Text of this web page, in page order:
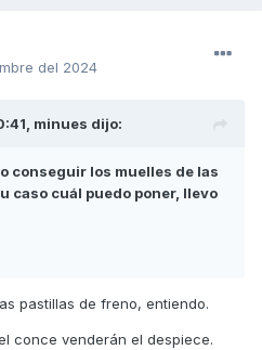
del 2024
minues dijo:
conseguir los muelles de las
caso cuál puedo poner, llevo
pastillas de freno, entiendo.
conce venderán el despiece.